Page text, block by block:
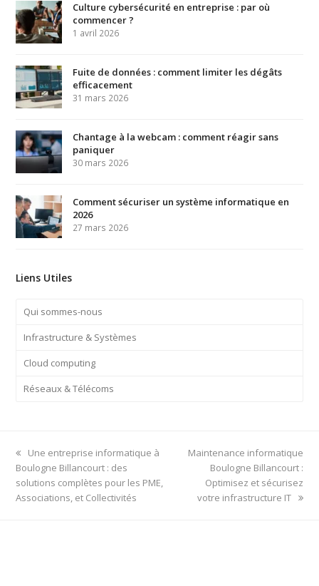
Culture cybersécurité en entreprise : par où
commencer ?
1 avril 2026
Fuite de données : comment limiter les dégâts
efficacement
31 mars 2026
Chantage à la webcam : comment réagir sans
paniquer
30 mars 2026
Comment sécuriser un système informatique en
2026
27 mars 2026
Liens Utiles
Qui sommes-nous
Infrastructure & Systèmes
Cloud computing
Réseaux & Télécoms
previous
post:
Une entreprise informatique à
Boulogne Billancourt : des
solutions complètes pour les PME,
Associations, et Collectivités
next
Maintenance informatique
Boulogne Billancourt :
Optimisez et sécurisez
votre infrastructure IT